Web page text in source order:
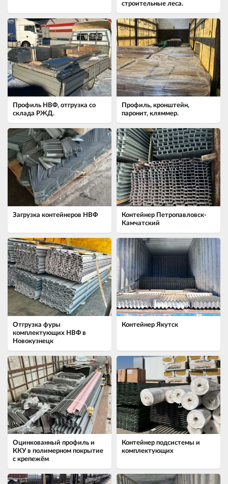
строительные леса.
Профиль НВФ, отгрузка со
склада РЖД.
Профиль, кронштейн,
паронит, кляммер.
Загрузка контейнеров НВФ
Контейнер Петропавловск-
Камчатский
Отгрузка фуры
комплектующих НВФ в
Новокузнецк
Контейнер Якутск
Оцинкованный профиль и
ККУ в полимерном покрытие
с крепежём
Контейнер подсистемы и
комплектующих